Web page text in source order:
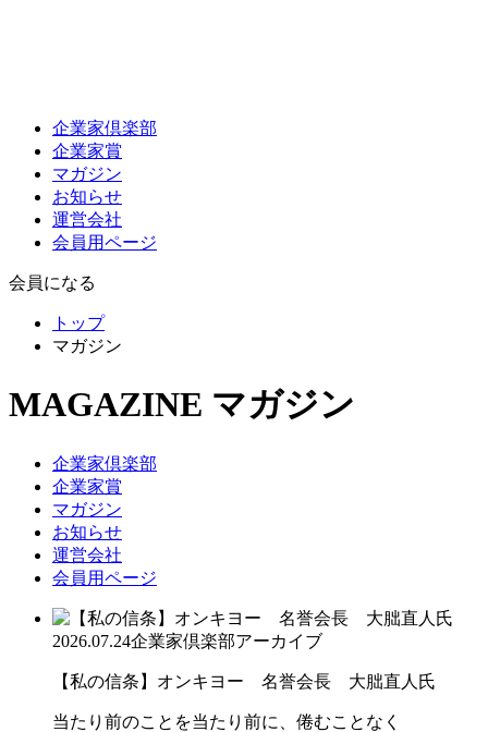
企業家倶楽部
企業家賞
マガジン
お知らせ
運営会社
会員用ページ
会員になる
トップ
マガジン
MAGAZINE マガジン
企業家倶楽部
企業家賞
マガジン
お知らせ
運営会社
会員用ページ
2026.07.24企業家倶楽部アーカイブ
【私の信条】オンキヨー 名誉会長 大朏直人氏
当たり前のことを当たり前に、倦むことなく